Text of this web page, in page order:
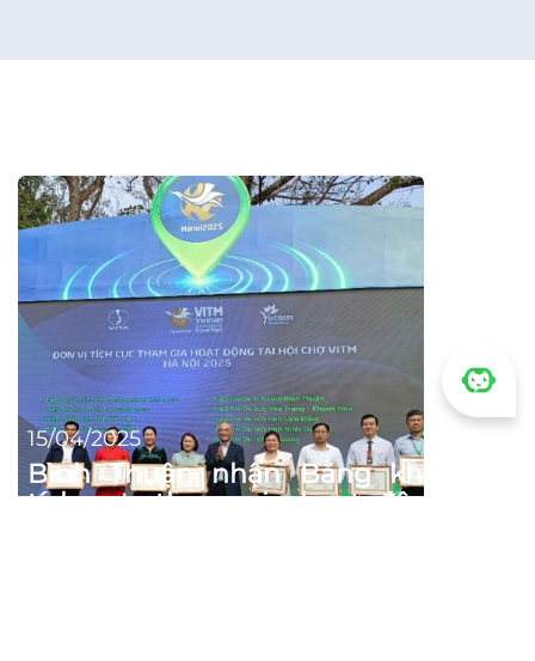
15/04/2025
Bình Thuận nhận Bằng khen vì
tích cực tham gia hoạt động tại